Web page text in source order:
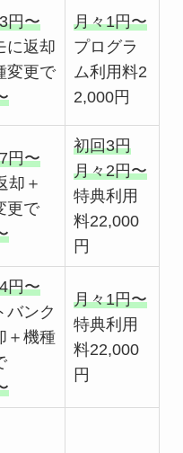
円〜
に返却
変更で
月々1円〜
プログラ
ム利用料2
2,000円
円〜
却＋
更で
初回3円
月々2円〜
特典利用
料22,000
円
円〜
バンク
＋機種
月々1円〜
特典利用
料22,000
円